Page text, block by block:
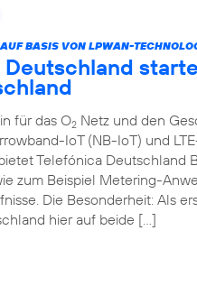
BASIS VON LPWAN-
für das O2 Netz und den
IoT (NB-IoT) und
Telefónica Deutschland
zum Beispiel Metering-
Die Besonderheit: Als
hier auf beide […]